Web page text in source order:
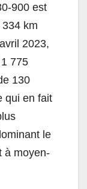
900 est
km
2023,
775
130
qui en fait
le
à moyen-